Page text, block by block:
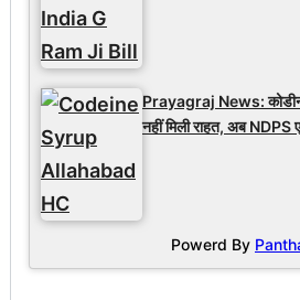
Prayagraj News: कोडीन
नहीं मिली राहत, अब
Powerd By